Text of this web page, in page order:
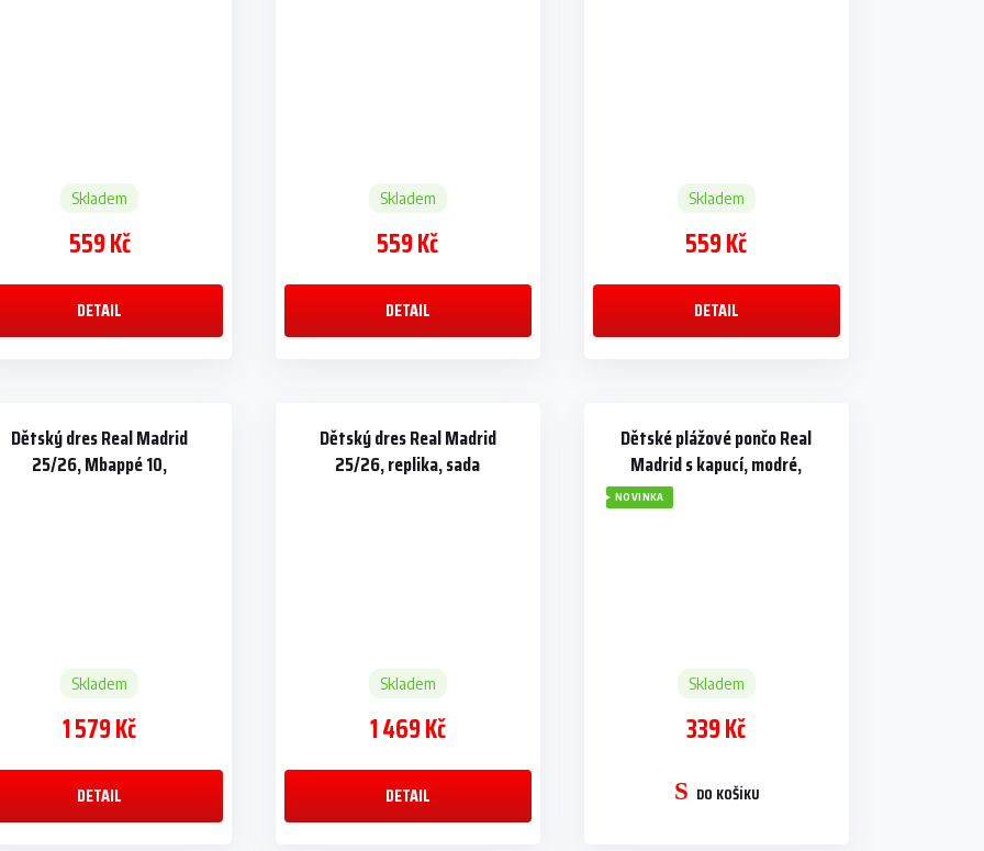
Skladem
559 Kč
DETAIL
Skladem
559 Kč
DETAIL
Skladem
559 Kč
DETAIL
Dětský dres Real Madrid
25/26, Mbappé 10,
Skladem
1 579 Kč
DETAIL
Dětský dres Real Madrid
25/26, replika, sada
Skladem
1 469 Kč
DETAIL
Dětské plážové pončo Real
Madrid s kapucí, modré,
NOVINKA
Skladem
339 Kč
DO KOŠÍKU